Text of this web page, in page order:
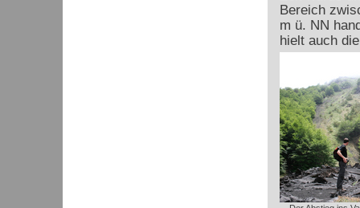
Bereich
m ü. NN
hielt auch